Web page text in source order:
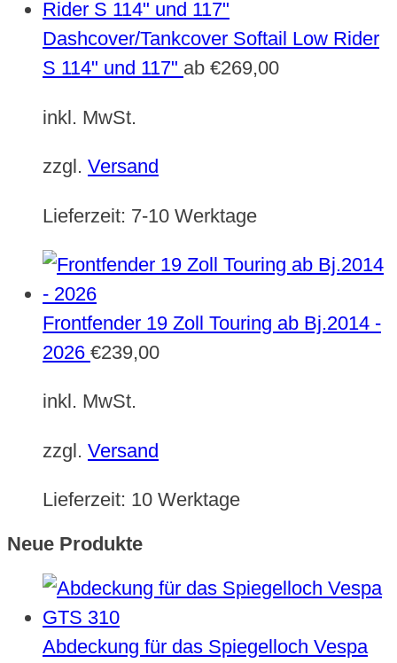
Dashcover/Tankcover Softail Low Rider
S 114" und 117" ab €269,00
inkl. MwSt.
zzgl. Versand
Lieferzeit: 7-10 Werktage
Frontfender 19 Zoll Touring ab Bj.2014 -
2026 €239,00
inkl. MwSt.
zzgl. Versand
Lieferzeit: 10 Werktage
Neue Produkte
Abdeckung für das Spiegelloch Vespa